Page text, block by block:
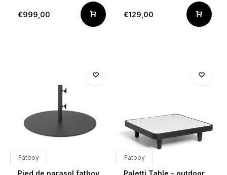
€999,00 €129,00
Fatboy
Pied de parasol fatboy
Fatboy
Paletti Table - outdoor